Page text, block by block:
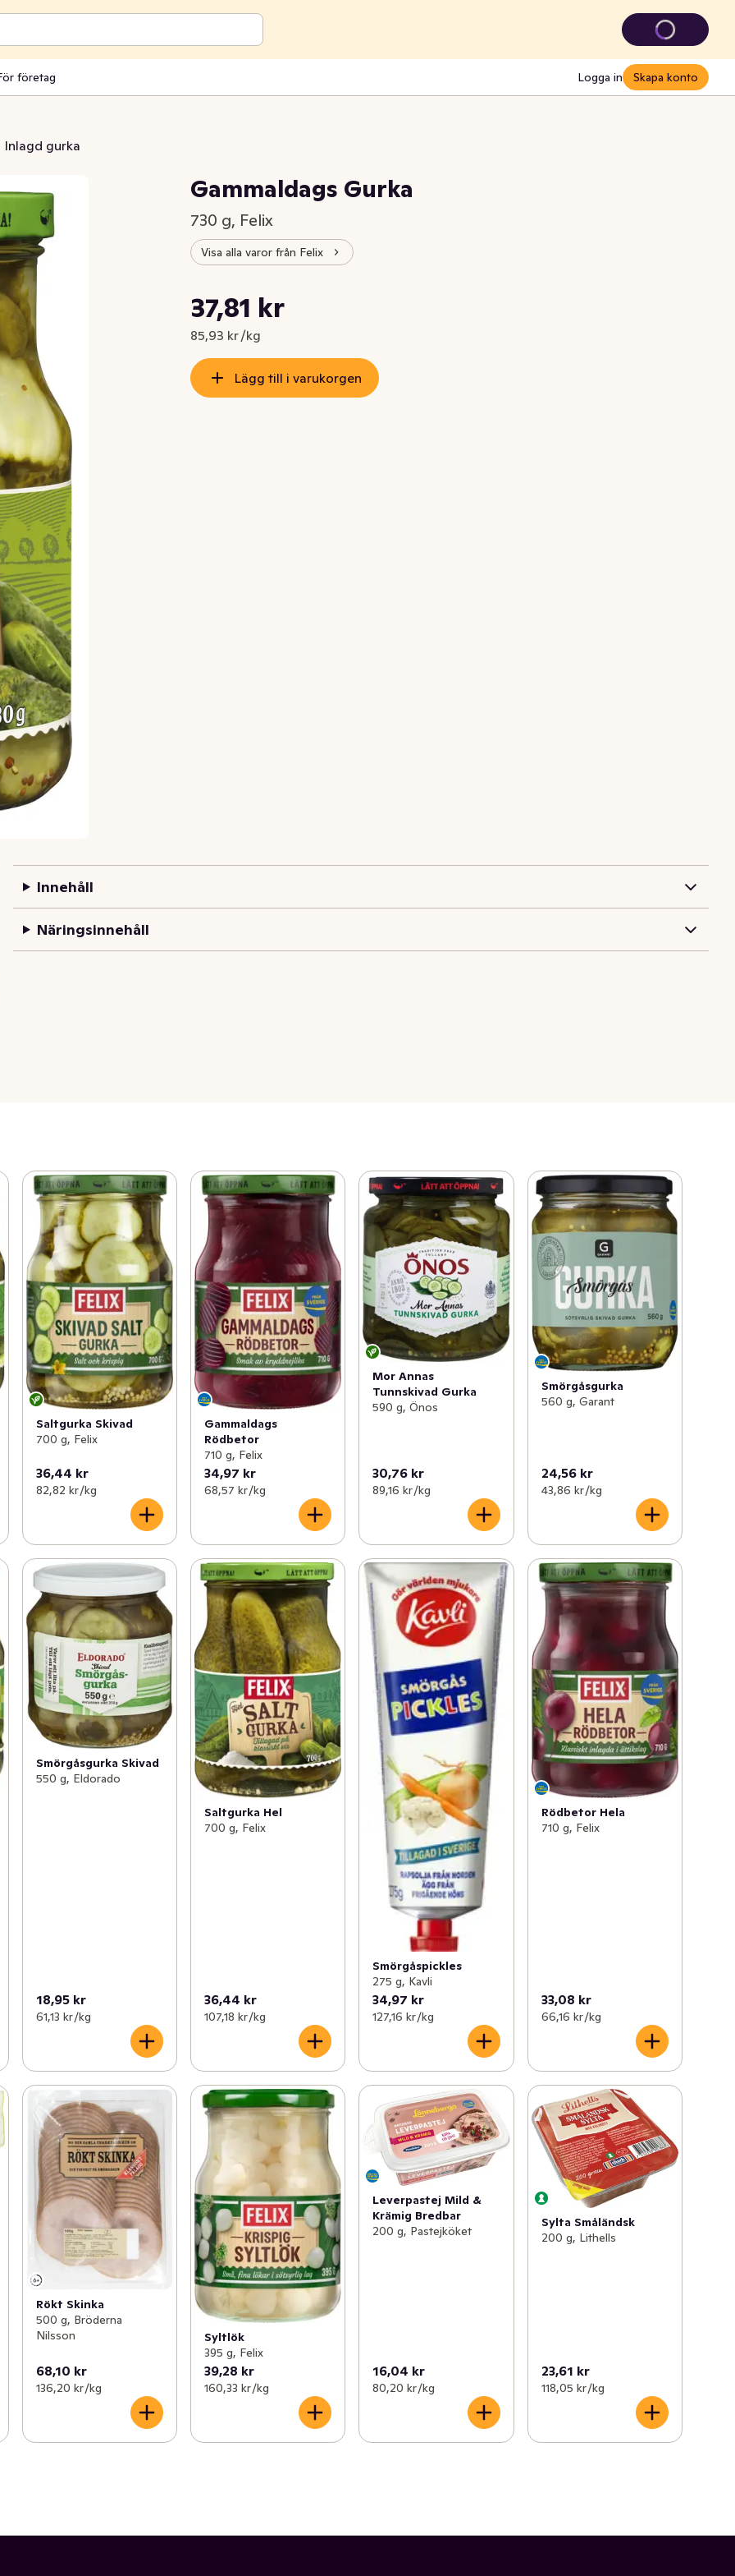
företag Logga in Skapa konto
Inlagd gurka
Gammaldags Gurka
730 g, Felix
Visa alla varor från Felix
Nuvarande pris är: 37,81 kr
37,81 kr
85,93 kr /kg
Styckpris: 85,93 kr /kg
Lägg till i varukorgen
Innehåll
Näringsinnehåll
Saltgurka Skivad
700 g, Felix
36,44 kr
82,82 kr /kg
Gammaldags
Rödbetor
710 g, Felix
34,97 kr
68,57 kr /kg
Mor Annas
Tunnskivad Gurka
590 g, Önos
30,76 kr
89,16 kr /kg
Smörgåsgurka
560 g, Garant
24,56 kr
43,86 kr /kg
Smörgåsgurka Skivad
550 g, Eldorado
18,95 kr
61,13 kr /kg
Saltgurka Hel
700 g, Felix
36,44 kr
107,18 kr /kg
Smörgåspickles
275 g, Kavli
34,97 kr
127,16 kr /kg
Rödbetor Hela
710 g, Felix
33,08 kr
66,16 kr /kg
Rökt Skinka
500 g, Bröderna
Nilsson
68,10 kr
136,20 kr /kg
Syltlök
395 g, Felix
39,28 kr
160,33 kr /kg
Leverpastej Mild &
Krämig Bredbar
200 g, Pastejköket
16,04 kr
80,20 kr /kg
Sylta Småländsk
200 g, Lithells
23,61 kr
118,05 kr /kg